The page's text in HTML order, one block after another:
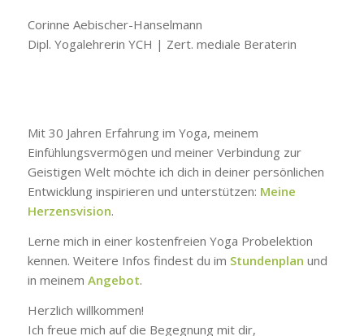
Corinne Aebischer-Hanselmann
Dipl. Yogalehrerin YCH | Zert. mediale Beraterin
Mit 30 Jahren Erfahrung im Yoga, meinem
Einfühlungsvermögen und meiner Verbindung zur
Geistigen Welt möchte ich dich in deiner persönlichen
Entwicklung inspirieren und unterstützen: Meine
Herzensvision.
Lerne mich in einer kostenfreien Yoga Probelektion
kennen. Weitere Infos findest du im Stundenplan und
in meinem Angebot.
Herzlich willkommen!
Ich freue mich auf die Begegnung mit dir,